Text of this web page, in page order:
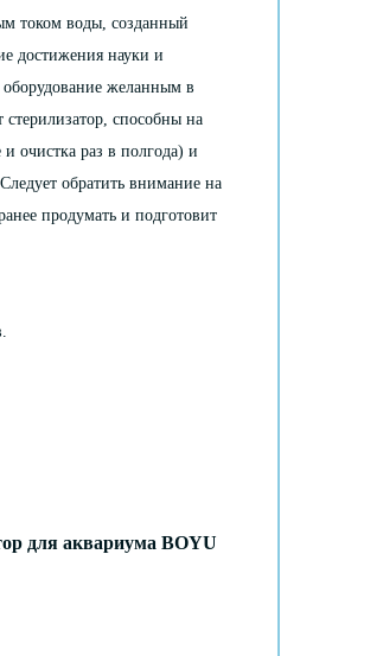
током воды, созданный
достижения науки и
оборудование желанным в
способны на
очистка раз в полгода) и
обратить внимание на
продумать и подготовит
для аквариума BOYU